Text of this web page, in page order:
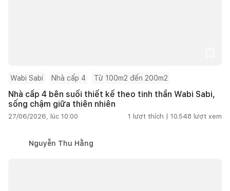
Wabi Sabi Nhà cấp 4 Từ 100m2 đến 200m2
Nhà cấp 4 bên suối thiết kế theo tinh thần Wabi Sabi,
sống chậm giữa thiên nhiên
27/06/2026, lúc 10:00 1 lượt thích | 10.548 lượt xem
Nguyễn Thu Hằng